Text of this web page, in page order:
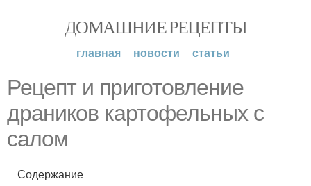
ДОМАШНИЕ РЕЦЕПТЫ
главная новости статьи
Рецепт и приготовление
драников картофельных с
салом
Содержание